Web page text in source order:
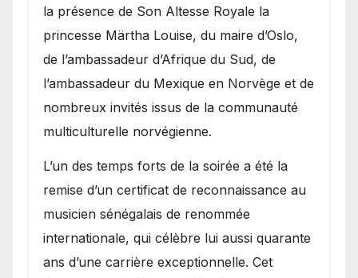
la présence de Son Altesse Royale la
princesse Märtha Louise, du maire d’Oslo,
de l’ambassadeur d’Afrique du Sud, de
l’ambassadeur du Mexique en Norvège et de
nombreux invités issus de la communauté
multiculturelle norvégienne.
​L’un des temps forts de la soirée a été la
remise d’un certificat de reconnaissance au
musicien sénégalais de renommée
internationale, qui célèbre lui aussi quarante
ans d’une carrière exceptionnelle. Cet